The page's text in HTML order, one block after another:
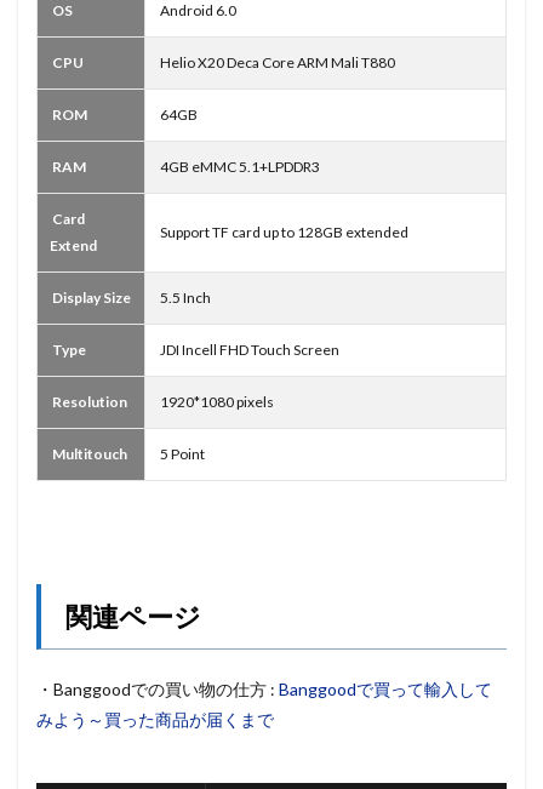
OS Android 6.0
CPU Helio X20 Deca Core ARM Mali T880
ROM 64GB
RAM 4GB eMMC 5.1+LPDDR3
Card
Extend
Support TF card up to 128GB extended
Display Size 5.5 Inch
Type JDI Incell FHD Touch Screen
Resolution 1920*1080 pixels
Multitouch 5 Point
関連ページ
・Banggoodでの買い物の仕方 : Banggoodで買って輸入して
みよう～買った商品が届くまで